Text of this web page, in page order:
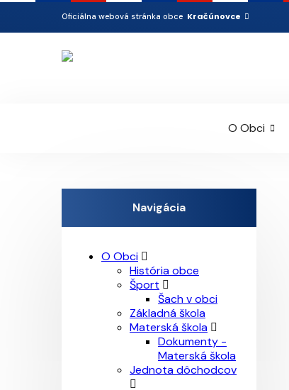
Oficiálna webová stránka obce Kračúnovce
O Obci
Navigácia
O Obci
História obce
Šport
Šach v obci
Základná škola
Materská škola
Dokumenty -
Materská škola
Jednota dôchodcov